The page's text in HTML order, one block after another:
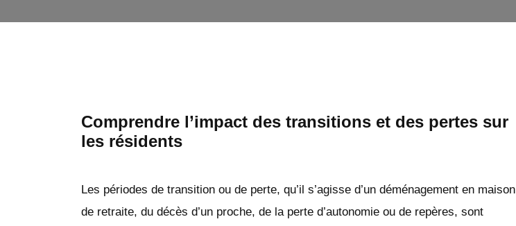
Comprendre l’impact des transitions et des pertes sur
les résidents
Les périodes de transition ou de perte, qu’il s’agisse d’un déménagement en maison
de retraite, du décès d’un proche, de la perte d’autonomie ou de repères, sont